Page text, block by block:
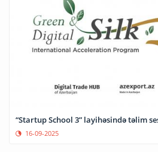
“Startup School 3” layihəsində təlim
16-09-2025